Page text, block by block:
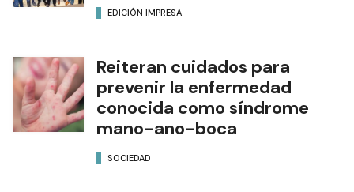
EDICIÓN IMPRESA
Reiteran cuidados para
prevenir la enfermedad
conocida como síndrome
mano-ano-boca
SOCIEDAD